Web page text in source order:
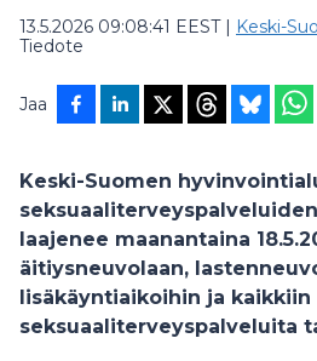
13.5.2026 09:08:41 EEST| Keski-
Tiedote
Jaa
Keski-Suomen
laajenee maanantaina
äitiysneuvolaan,
lisäkäyntiaikoihin ja kaikkiin
seksuaaliterveyspalveluita